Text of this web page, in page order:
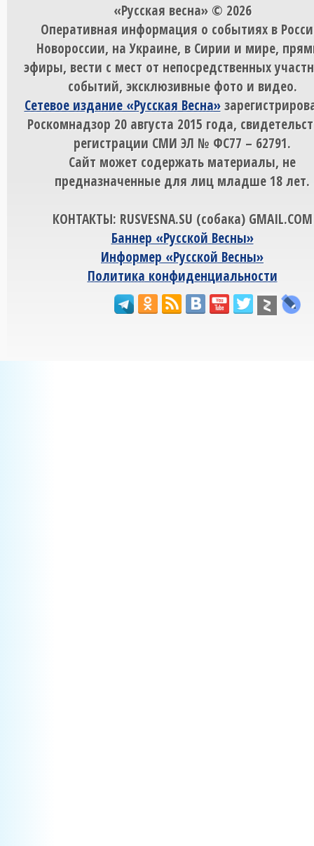
«Русская весна» © 2026
Оперативная информация о событиях в
Новороссии, на Украине, в Сирии и мире,
эфиры, вести с мест от непосредственных
событий, эксклюзивные фото и видео.
Сетевое издание «Русская Весна»
Роскомнадзор 20 августа 2015 года,
регистрации СМИ ЭЛ № ФС77 – 62791.
Сайт может содержать материалы, не
предназначенные для лиц младше 18 лет.
КОНТАКТЫ: RUSVESNA.SU (собака) GMAIL.COM
Баннер «Русской Весны»
Информер «Русской Весны»
Политика конфиденциальности